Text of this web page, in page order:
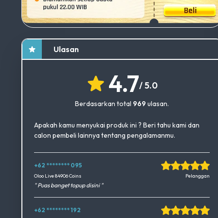
Ulasan
4.7/ 5.0
Berdasarkan total 969 ulasan.
Apakah kamu menyukai produk ini ? Beri tahu kami dan
calon pembeli lainnya tentang pengalamanmu.
+62 ******** 095
Okedimers Group INC
Oloo Live 84906 Coins Pelanggan
" Puas banget topup disini "
+62 ******** 192